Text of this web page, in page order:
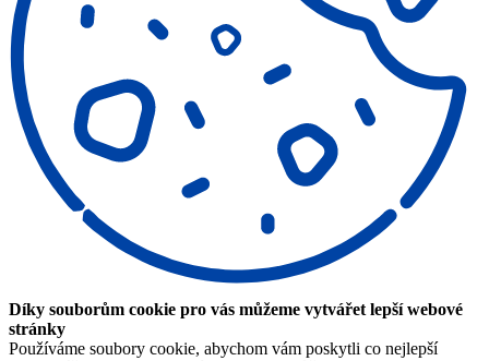
Díky souborům cookie pro vás můžeme vytvářet lepší webové
stránky
Používáme soubory cookie, abychom vám poskytli co nejlepší